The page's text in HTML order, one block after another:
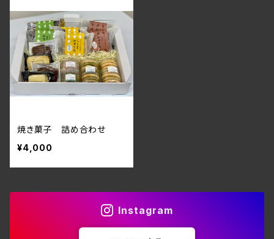
焼き菓子 詰め合わせ
¥4,000
Instagram